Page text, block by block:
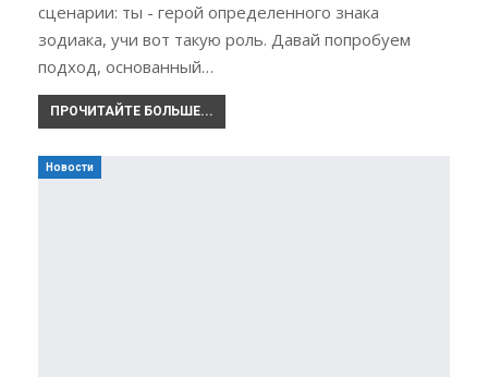
сценарии: ты - герой определенного знака
зодиака, учи вот такую роль. Давай попробуем
подход, основанный…
ПРОЧИТАЙТЕ БОЛЬШЕ...
Новости